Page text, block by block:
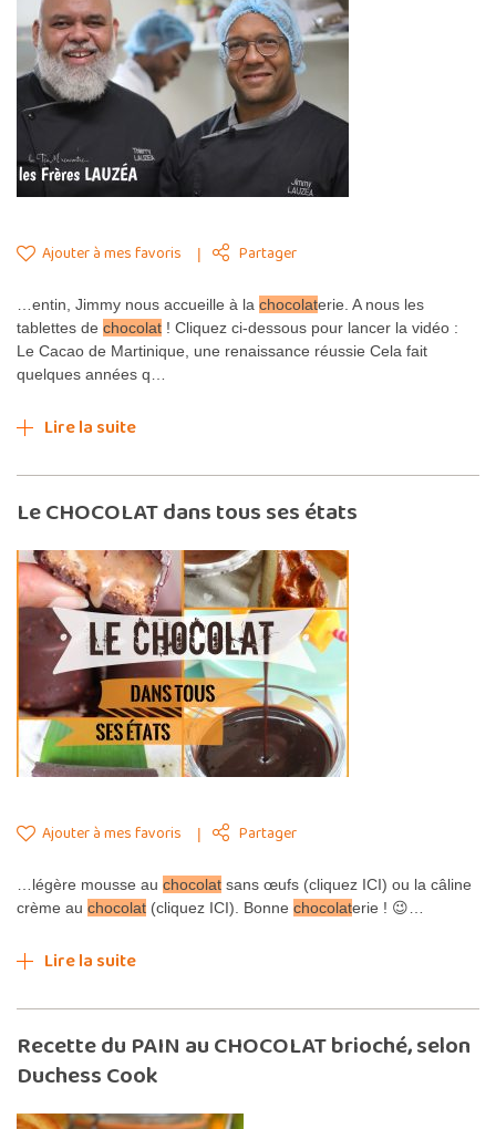
Ajouter à mes favoris Partager
…entin, Jimmy nous accueille à la chocolaterie. A nous les
tablettes de chocolat ! Cliquez ci-dessous pour lancer la vidéo :
Le Cacao de Martinique, une renaissance réussie Cela fait
quelques années q…
Lire la suite
Le CHOCOLAT dans tous ses états
Ajouter à mes favoris Partager
…légère mousse au chocolat sans œufs (cliquez ICI) ou la câline
crème au chocolat (cliquez ICI). Bonne chocolaterie ! 😉…
Lire la suite
Recette du PAIN au CHOCOLAT brioché, selon
Duchess Cook